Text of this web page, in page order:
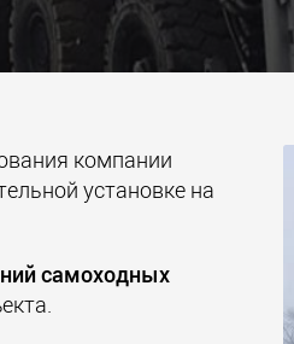
компании
установке на
самоходных